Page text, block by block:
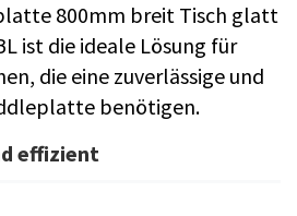
800mm breit Tisch glatt
ist die ideale Lösung für
die eine zuverlässige und
benötigen.
effizient